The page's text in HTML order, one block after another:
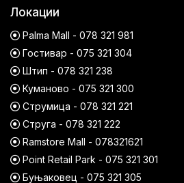
Локации
Palma Mall - 078 321 981
Гостивар - 075 321 304
Штип - 078 321 238
Куманово - 075 321 300
Струмица - 078 321 221
Струга - 078 321 222
Ramstore Mall - 078321621
Point Retail Park - 075 321 301
Буњаковец - 075 321 305